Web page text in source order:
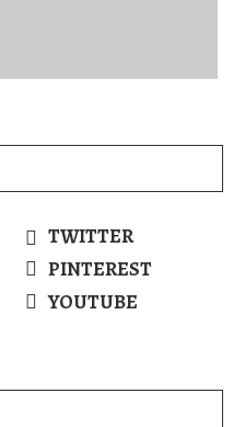
TWITTER
PINTEREST
YOUTUBE